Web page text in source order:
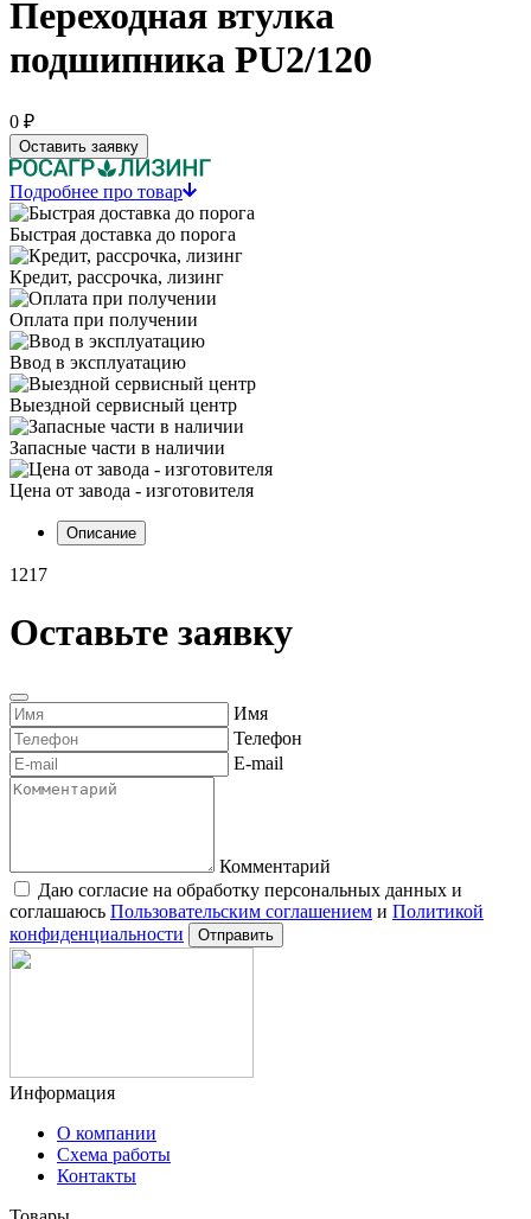
Переходная втулка
подшипника PU2/120
0 ₽
Оставить заявку
Подробнее про товар
Быстрая доставка до порога
Кредит, рассрочка, лизинг
Оплата при получении
Ввод в эксплуатацию
Выездной сервисный центр
Запасные части в наличии
Цена от завода - изготовителя
Описание
1217
Оставьте заявку
Имя
Телефон
E-mail
Комментарий
Даю согласие на обработку персональных данных и
соглашаюсь Пользовательским соглашением и Политикой
конфиденциальности
Отправить
Информация
О компании
Схема работы
Контакты